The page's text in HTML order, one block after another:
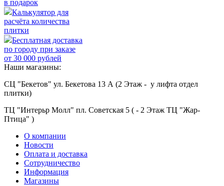
в подарок
Калькулятор для
расчёта количества
плитки
Бесплатная доставка
по городу при заказе
от 30 000 рублей
Наши магазины:
СЦ "Бекетов" ул. Бекетова 13 А (2 Этаж - у лифта отдел
плитки)
ТЦ "Интерьр Молл" пл. Советская 5 ( - 2 Этаж ТЦ "Жар-
Птица" )
О компании
Новости
Оплата и доставка
Сотрудничество
Информация
Магазины